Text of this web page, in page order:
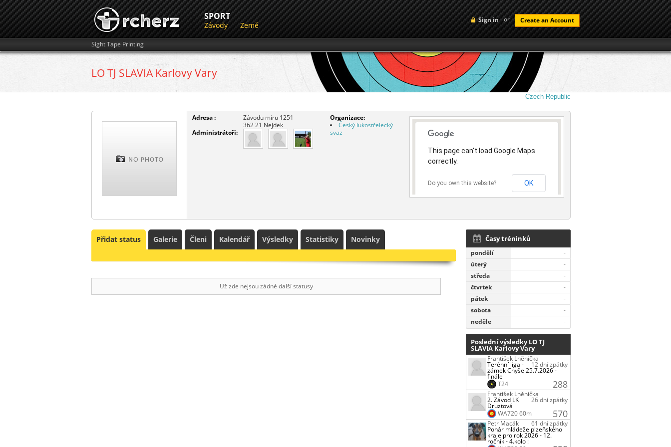
Sign in or Create an Account
SPORT
Závody Země
Sight Tape Printing
LO TJ SLAVIA Karlovy Vary
Czech Republic
Adresa :
Závodu míru 1251
362 21 Nejdek
Administrátoři:
Organizace:
Český lukostřelecký
svaz
This page can't load Google Maps
correctly.
Do you own this website? OK
Přidat status Galerie Členi Kalendář Výsledky Statistiky Novinky
Už zde nejsou zádné další statusy
Časy tréninků
pondělí
-
úterý
-
středa
-
čtvrtek
-
pátek
-
sobota
-
neděle
-
Poslední výsledky LO TJ
SLAVIA Karlovy Vary
František Lněnička
12 dní zpátky
Terénní liga -
zámek Chyše 25.7.2026 -
finále
T24
288
František Lněnička
26 dní zpátky
2. Závod LK
Druztová
WA720 60m
570
Petr Macák 61 dní zpátky
Pohár mládeže plzeňského
kraje pro rok 2026 - 12.
ročník - 4.kolo: